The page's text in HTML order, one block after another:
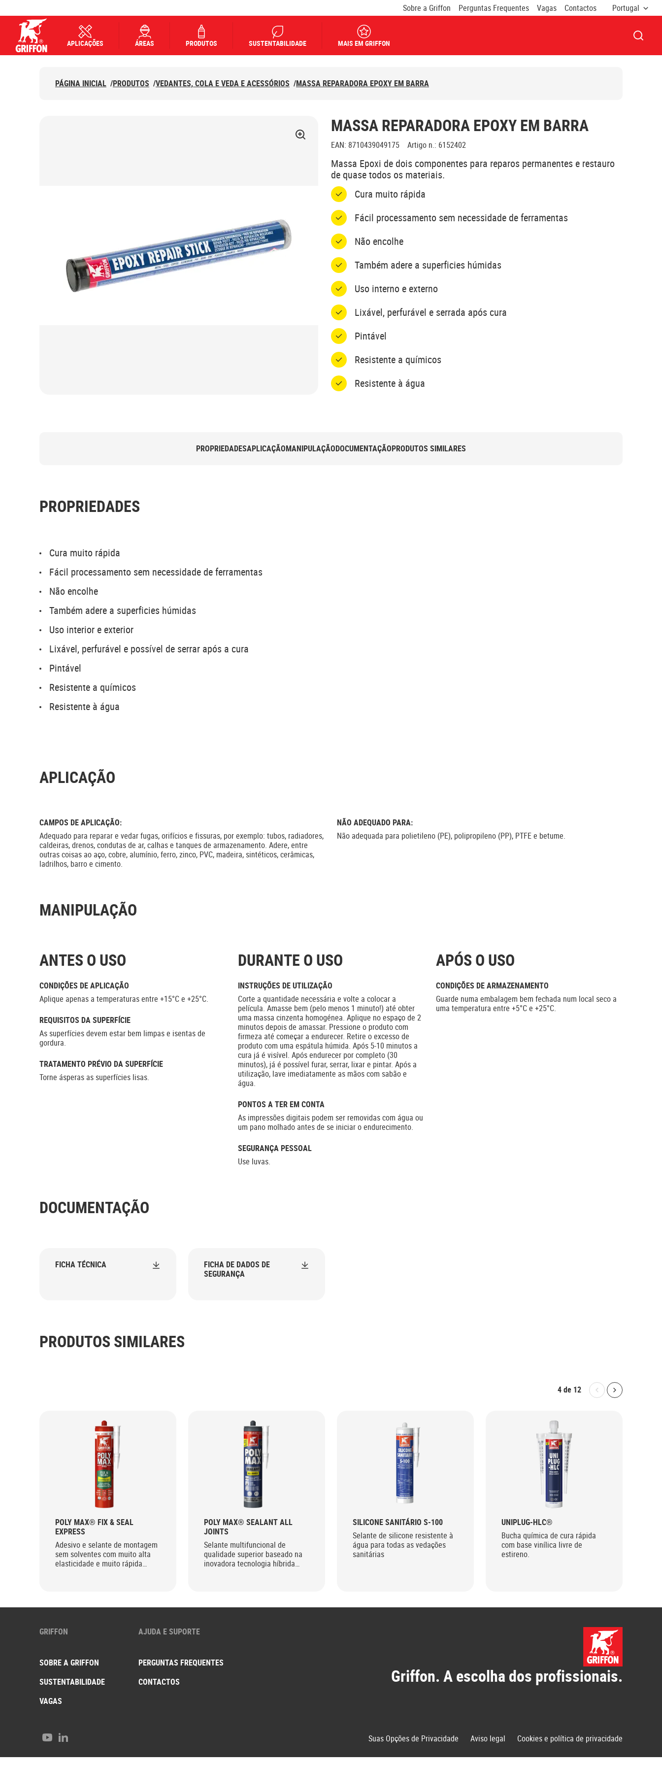
Sobre a Griffon Perguntas Frequentes Vagas Contactos Portugal
APLICAÇÕES ÁREAS PRODUTOS SUSTENTABILIDADE MAIS EM GRIFFON ABRIR
PÁGINA INICIAL /PRODUTOS /VEDANTES, COLA E VEDA E ACESSÓRIOS /MASSA REPARADORA EPOXY EM BARRA
MASSA REPARADORA EPOXY EM BARRA
EAN: 8710439049175 Artigo n.: 6152402
Massa Epoxi de dois componentes para reparos permanentes e restauro
de quase todos os materiais.
Cura muito rápida
Fácil processamento sem necessidade de ferramentas
Não encolhe
Também adere a superficies húmidas
Uso interno e externo
Lixável, perfurável e serrada após cura
Pintável
Resistente a químicos
Resistente à água
PROPRIEDADESAPLICAÇÃOMANIPULAÇÃODOCUMENTAÇÃOPRODUTOS SIMILARES
PROPRIEDADES
Cura muito rápida
Fácil processamento sem necessidade de ferramentas
Não encolhe
Também adere a superficies húmidas
Uso interior e exterior
Lixável, perfurável e possível de serrar após a cura
Pintável
Resistente a químicos
Resistente à água
APLICAÇÃO
CAMPOS DE APLICAÇÃO:
Adequado para reparar e vedar fugas, orifícios e fissuras, por exemplo: tubos, radiadores,
caldeiras, drenos, condutas de ar, calhas e tanques de armazenamento. Adere, entre
outras coisas ao aço, cobre, alumínio, ferro, zinco, PVC, madeira, sintéticos, cerâmicas,
ladrilhos, barro e cimento.
NÃO ADEQUADO PARA:
Não adequada para polietileno (PE), polipropileno (PP), PTFE e betume.
MANIPULAÇÃO
ANTES O USO
CONDIÇÕES DE APLICAÇÃO
Aplique apenas a temperaturas entre +15°C e +25°C.
REQUISITOS DA SUPERFÍCIE
As superfícies devem estar bem limpas e isentas de
gordura.
TRATAMENTO PRÉVIO DA SUPERFÍCIE
Torne ásperas as superfícies lisas.
DURANTE O USO
INSTRUÇÕES DE UTILIZAÇÃO
Corte a quantidade necessária e volte a colocar a
película. Amasse bem (pelo menos 1 minuto!) até obter
uma massa cinzenta homogénea. Aplique no espaço de 2
minutos depois de amassar. Pressione o produto com
firmeza até começar a endurecer. Retire o excesso de
produto com uma espátula húmida. Após 5-10 minutos a
cura já é visível. Após endurecer por completo (30
minutos), já é possível furar, serrar, lixar e pintar. Após a
utilização, lave imediatamente as mãos com sabão e
água.
PONTOS A TER EM CONTA
As impressões digitais podem ser removidas com água ou
um pano molhado antes de se iniciar o endurecimento.
SEGURANÇA PESSOAL
Use luvas.
APÓS O USO
CONDIÇÕES DE ARMAZENAMENTO
Guarde numa embalagem bem fechada num local seco a
uma temperatura entre +5°C e +25°C.
DOCUMENTAÇÃO
FICHA TÉCNICA
FICHA DE DADOS DE
SEGURANÇA
PRODUTOS SIMILARES
4de 12
POLY MAX® FIX & SEAL
EXPRESS
Adesivo e selante de montagem
sem solventes com muito alta
elasticidade e muito rápida
POLY MAX® SEALANT ALL
JOINTS
Selante multifuncional de
qualidade superior baseado na
inovadora tecnologia híbrida
SILICONE SANITÁRIO S-100
Selante de silicone resistente à
água para todas as vedações
sanitárias
UNIPLUG-HLC®
Bucha química de cura rápida
com base vinílica livre de
estireno.
GRIFFON
SOBRE A GRIFFON
SUSTENTABILIDADE
VAGAS
AJUDA E SUPORTE
PERGUNTAS FREQUENTES
CONTACTOS
Griffon. A escolha dos profissionais.
YouTubeLinkedIn Suas Opções de Privacidade Aviso legal Cookies e política de privacidade